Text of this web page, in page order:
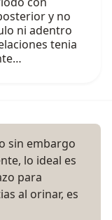
y no
ni adentro
tenia
sin embargo
lo ideal es
para
al orinar, es